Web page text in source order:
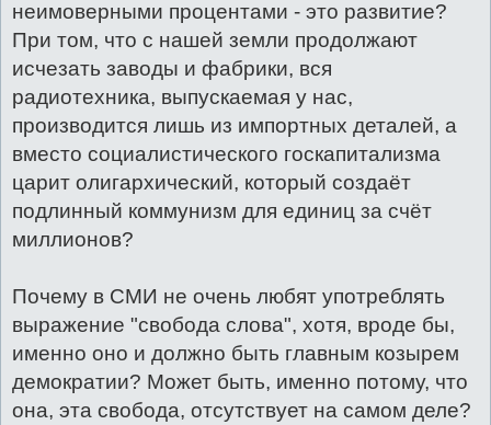
неимоверными процентами - это развитие?
При том, что с нашей земли продолжают
исчезать заводы и фабрики, вся
радиотехника, выпускаемая у нас,
производится лишь из импортных деталей, а
вместо социалистического госкапитализма
царит олигархический, который создаёт
подлинный коммунизм для единиц за счёт
миллионов?
Почему в СМИ не очень любят употреблять
выражение "свобода слова", хотя, вроде бы,
именно оно и должно быть главным козырем
демократии? Может быть, именно потому, что
она, эта свобода, отсутствует на самом деле?